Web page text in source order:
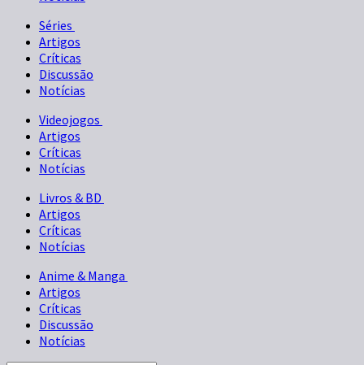
Séries
Artigos
Críticas
Discussão
Notícias
Videojogos
Artigos
Críticas
Notícias
Livros & BD
Artigos
Críticas
Notícias
Anime & Manga
Artigos
Críticas
Discussão
Notícias